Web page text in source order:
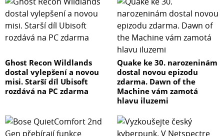
Ghost Recon Wildlands
dostal vylepšení a novou
misi. Starší díl Ubisoft
rozdává na PC zdarma
Quake ke 30. narozeninám
dostal novou epizodu
zdarma. Dawn of the
Machine vám zamotá
hlavu iluzemi